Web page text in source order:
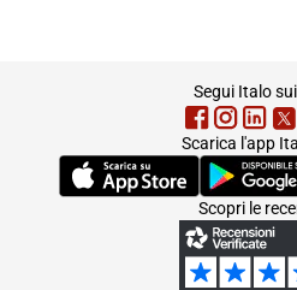
Segui Italo sui
Scarica l'app
(Si apre in una nuova(Si apre in
Scopri le